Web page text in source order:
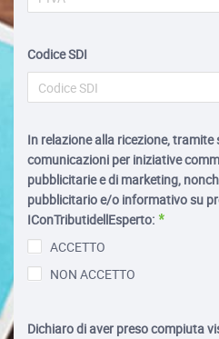
Codice SDI
In relazione alla ricezione,
comunicazioni per iniziative
pubblicitarie e di marketing,
pubblicitario e/o informativo su
IConTributidellEsperto:
ACCETTO
NON ACCETTO
Dichiaro di aver preso compiuta